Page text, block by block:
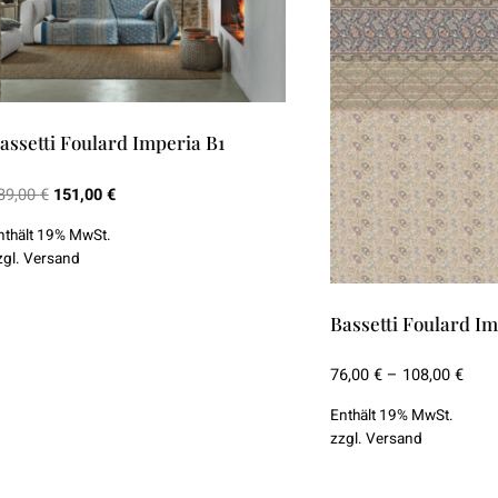
Die
Optionen
können
auf
der
Produktseite
gewählt
werden
Foulard Imperia B1
€ Ursprünglicher
war:
189,00 €
151,00€Aktueller
19% MwSt.
Versand
Bassetti Foulard
76,00€ – 108,00€
Enthält 19% MwSt.
zzgl. Versand